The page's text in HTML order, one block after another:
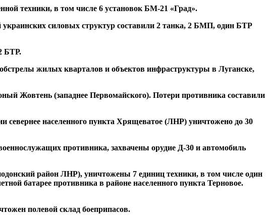
техники, в том числе 6 установок БМ-21 «Град».
силовых структур составили 2 танка, 2 БМП, один БТР
БТР.
жилых кварталов и объектов инфраструктуры в Луганске,
Жовтень (западнее Первомайского). Потери противника составили
севернее населенного пункта Хрящеватое (ЛНР) уничтожено до 30
противника, захвачены орудие Д-30 и автомобиль
район ЛНР), уничтожены 7 единиц техники, в том числе один
батарее противника в районе населенного пункта Терновое.
полевой склад боеприпасов.